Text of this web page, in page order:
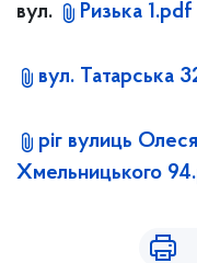
вул. Ризька 1.pdf
вул. Татарська
ріг вулиць
Хмельницького